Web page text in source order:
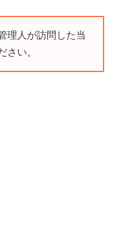
理人が訪問した当
さい。